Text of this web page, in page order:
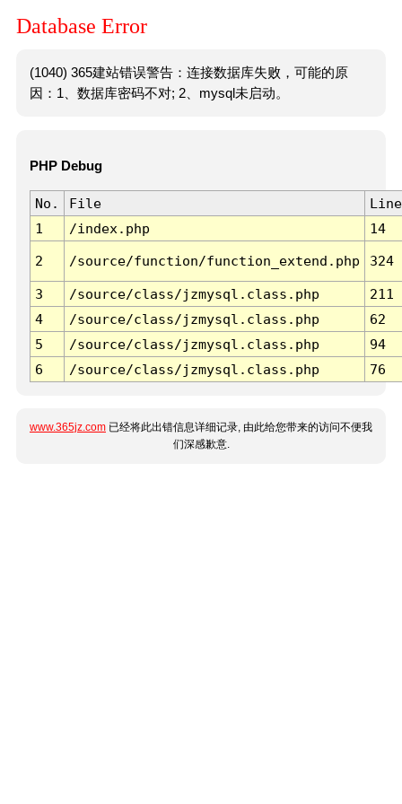
Database Error
(1040) 365建站错误警告：连接数据库失败，可能的原
因：1、数据库密码不对; 2、mysql未启动。
PHP Debug
No. File
Line
1
/index.php 14
2 /source/function/function_extend.php 324
3 /source/class/jzmysql.class.php
211
4
/source/class/jzmysql.class.php
62
5
/source/class/jzmysql.class.php
94
6
/source/class/jzmysql.class.php 76
www.365jz.com 已经将此出错信息详细记录, 由此给您带来的访问不便我
们深感歉意.